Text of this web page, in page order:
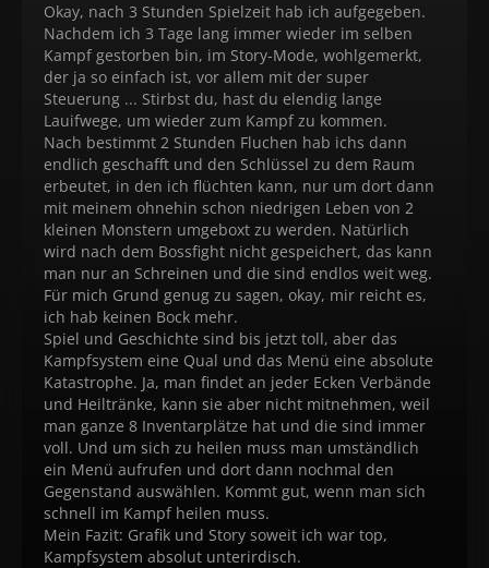
Okay, nach 3 Stunden Spielzeit hab ich aufgegeben.
Nachdem ich 3 Tage lang immer wieder im selben
Kampf gestorben bin, im Story-Mode, wohlgemerkt,
der ja so einfach ist, vor allem mit der super
Steuerung ... Stirbst du, hast du elendig lange
Lauifwege, um wieder zum Kampf zu kommen.
Nach bestimmt 2 Stunden Fluchen hab ichs dann
endlich geschafft und den Schlüssel zu dem Raum
erbeutet, in den ich flüchten kann, nur um dort dann
mit meinem ohnehin schon niedrigen Leben von 2
kleinen Monstern umgeboxt zu werden. Natürlich
wird nach dem Bossfight nicht gespeichert, das kann
man nur an Schreinen und die sind endlos weit weg.
Für mich Grund genug zu sagen, okay, mir reicht es,
ich hab keinen Bock mehr.
Spiel und Geschichte sind bis jetzt toll, aber das
Kampfsystem eine Qual und das Menü eine absolute
Katastrophe. Ja, man findet an jeder Ecken Verbände
und Heiltränke, kann sie aber nicht mitnehmen, weil
man ganze 8 Inventarplätze hat und die sind immer
voll. Und um sich zu heilen muss man umständlich
ein Menü aufrufen und dort dann nochmal den
Gegenstand auswählen. Kommt gut, wenn man sich
schnell im Kampf heilen muss.
Mein Fazit: Grafik und Story soweit ich war top,
Kampfsystem absolut unterirdisch.